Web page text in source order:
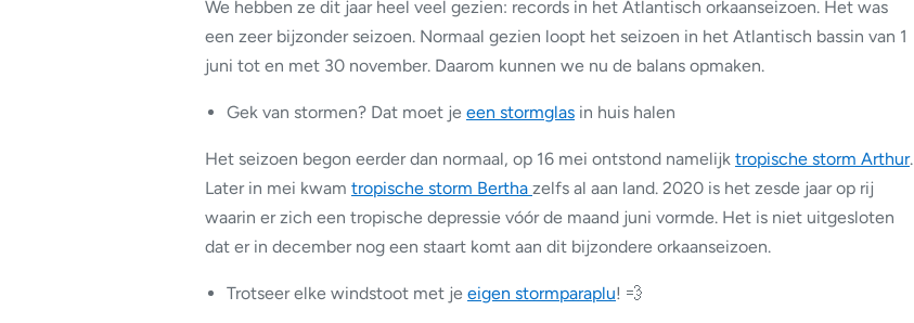
We hebben ze dit jaar heel veel gezien: records in het Atlantisch orkaanseizoen. Het was
een zeer bijzonder seizoen. Normaal gezien loopt het seizoen in het Atlantisch bassin van 1
juni tot en met 30 november. Daarom kunnen we nu de balans opmaken.
Gek van stormen? Dat moet je een stormglas in huis halen
Het seizoen begon eerder dan normaal, op 16 mei ontstond namelijk tropische storm Arthur.
Later in mei kwam tropische storm Bertha zelfs al aan land. 2020 is het zesde jaar op rij
waarin er zich een tropische depressie vóór de maand juni vormde. Het is niet uitgesloten
dat er in december nog een staart komt aan dit bijzondere orkaanseizoen.
Trotseer elke windstoot met je eigen stormparaplu! 💨